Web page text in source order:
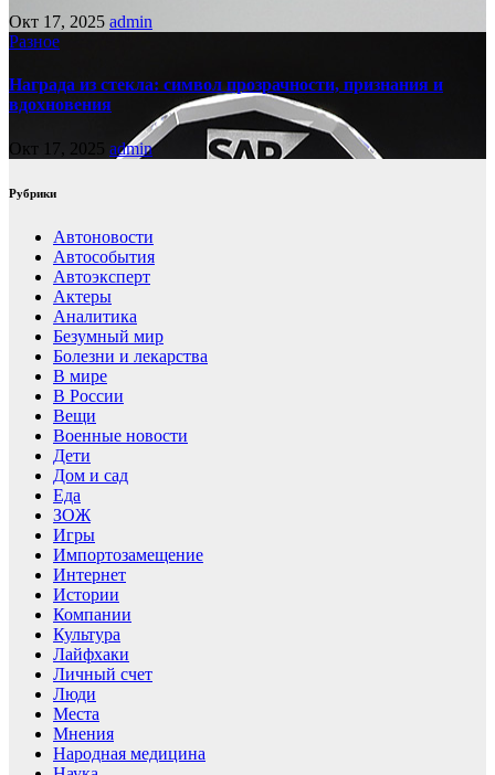
Окт 17, 2025 admin
Разное
Награда из стекла: символ прозрачности, признания и
вдохновения
Окт 17, 2025 admin
Рубрики
Автоновости
Автособытия
Автоэксперт
Актеры
Аналитика
Безумный мир
Болезни и лекарства
В мире
В России
Вещи
Военные новости
Дети
Дом и сад
Еда
ЗОЖ
Игры
Импортозамещение
Интернет
Истории
Компании
Культура
Лайфхаки
Личный счет
Люди
Места
Мнения
Народная медицина